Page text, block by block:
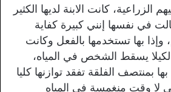
الزراعية، كانت الابنة لديها الكثير
في نفسها إنني كبيرة كفاية
وإذا بها تستخدمها بالفعل وكانت
لكيلا يسقط الشخص في المياه،
بمنتصف الفلقة تفقد توازنها كليا
لا وقت منغمسة في المياه